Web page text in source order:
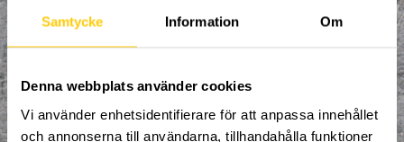
Samtycke Information Om
Denna webbplats använder cookies
Vi använder enhetsidentifierare för att anpassa innehållet
och annonserna till användarna, tillhandahålla funktioner
Kickbike
Klättring
LAN